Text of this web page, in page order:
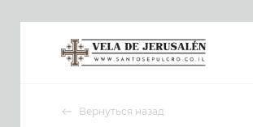
Вернуться назад